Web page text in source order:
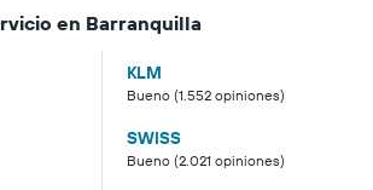
en Barranquilla
KLM
Bueno (1.552 opiniones)
SWISS
Bueno (2.021 opiniones)